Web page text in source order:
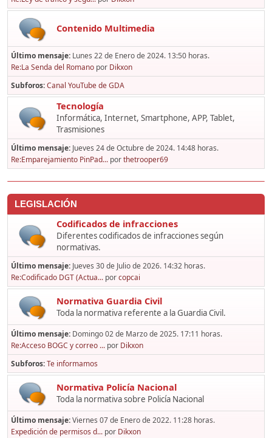
Contenido Multimedia
Último mensaje: Lunes 22 de Enero de 2024. 13:50 horas.
Re:La Senda del Romano por Dikxon
Subforos Canal YouTube de GDA
Tecnología
Informática, Internet, Smartphone, APP, Tablet,
Trasmisiones
Último mensaje: Jueves 24 de Octubre de 2024. 14:48 horas.
Re:Emparejamiento PinPad... porthetrooper69
LEGISLACIÓN
Codificados de infracciones
Diferentes codificados de infracciones según
normativas.
Último mensaje: Jueves 30 de Julio de 2026. 14:32 horas.
Re:Codificado DGT (Actua... porcopcai
Normativa Guardia Civil
Toda la normativa referente a la Guardia Civil.
Último mensaje: Domingo 02 de Marzo de 2025. 17:11 horas.
Re:Acceso BOGC y correo ... por Dikxon
Subforos Te informamos
Normativa Policía Nacional
Toda la normativa sobre Policía Nacional
Último mensaje:Viernes 07 de Enero de 2022. 11:28 horas.
Expedición de permisos d... por Dikxon